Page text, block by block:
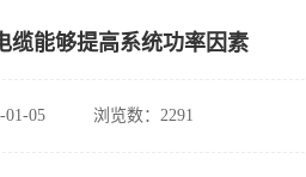
缆能够提高系统功率因素
01-05 浏览数：2291